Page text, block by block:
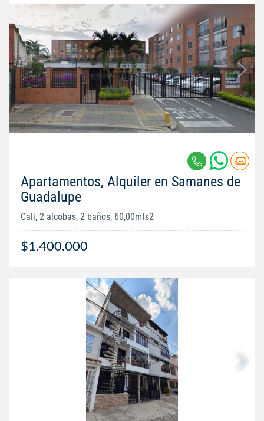
Apartamentos, Alquiler en Samanes de
Guadalupe
Cali, 2 alcobas, 2 baños, 60,00mts2
$1.400.000